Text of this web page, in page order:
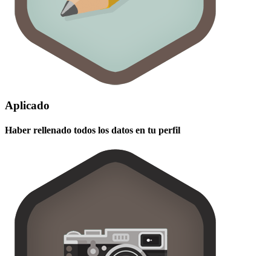
Aplicado
Haber rellenado todos los datos en tu perfil